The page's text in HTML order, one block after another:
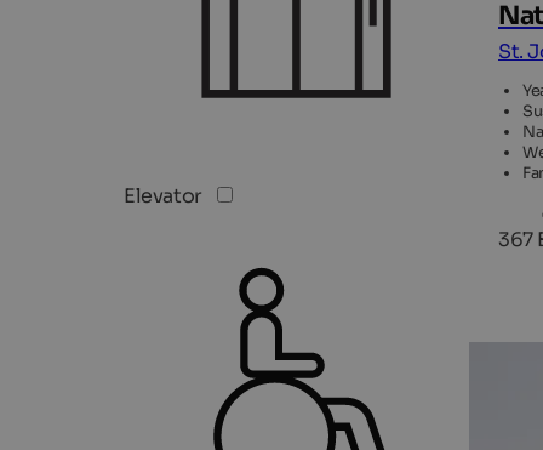
Elevator
St.
367